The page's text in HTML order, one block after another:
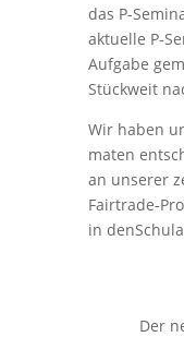
das P-
aktuelle P-
Aufgabe
Stückweit
Wir haben
maten
an unserer
Fairtrade-
in
Der